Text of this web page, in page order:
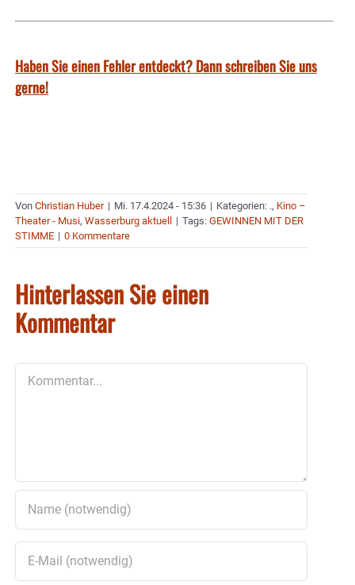
Haben Sie einen Fehler entdeckt? Dann schreiben Sie uns
gerne!
Von Christian Huber | Mi. 17.4.2024 - 15:36 | Kategorien: ., Kino –
Theater - Musi, Wasserburg aktuell | Tags: GEWINNEN MIT DER
STIMME | 0 Kommentare
Hinterlassen Sie einen
Kommentar